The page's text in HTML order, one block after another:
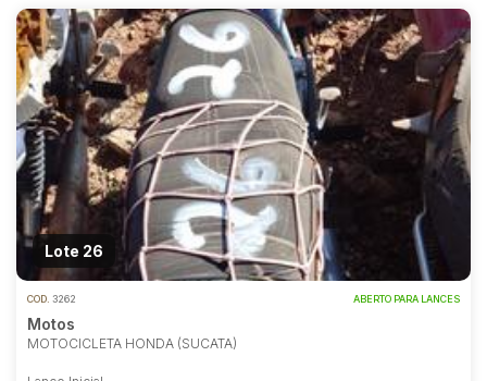
Lote 26
COD. 3262 ABERTO PARA LANCES
Motos
MOTOCICLETA HONDA (SUCATA)